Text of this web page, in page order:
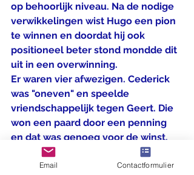
op behoorlijk niveau. Na de nodige
verwikkelingen wist Hugo een pion
te winnen en doordat hij ook
positioneel beter stond mondde dit
uit in een overwinning.
Er waren vier afwezigen. Cederick
was "oneven" en speelde
vriendschappelijk tegen Geert. Die
won een paard door een penning
en dat was genoeg voor de winst.
Email Contactformulier